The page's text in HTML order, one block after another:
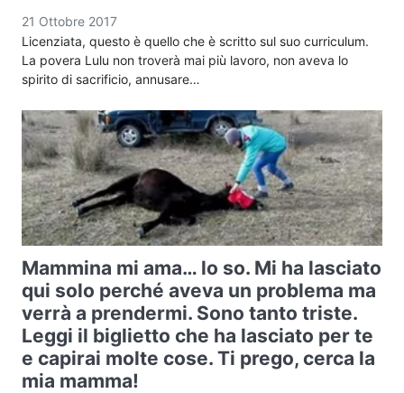
21 Ottobre 2017
Licenziata, questo è quello che è scritto sul suo curriculum.
La povera Lulu non troverà mai più lavoro, non aveva lo
spirito di sacrificio, annusare…
Mammina mi ama… lo so. Mi ha lasciato
qui solo perché aveva un problema ma
verrà a prendermi. Sono tanto triste.
Leggi il biglietto che ha lasciato per te
e capirai molte cose. Ti prego, cerca la
mia mamma!